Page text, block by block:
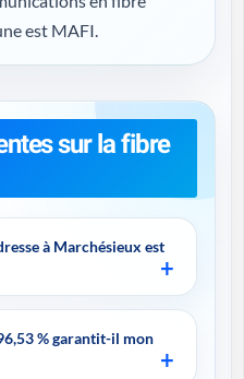
est MAFI.
sur la fibre
à Marchésieux est
% garantit-il mon